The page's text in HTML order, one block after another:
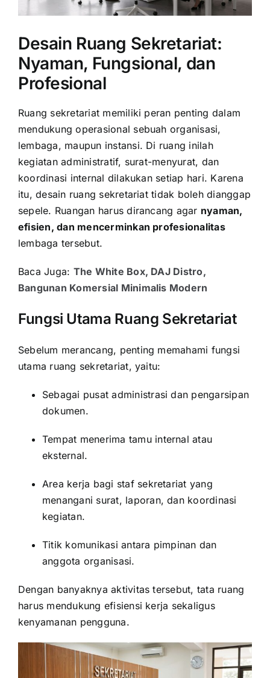
Desain Ruang Sekretariat:
Nyaman, Fungsional, dan
Profesional
Ruang sekretariat memiliki peran penting dalam
mendukung operasional sebuah organisasi,
lembaga, maupun instansi. Di ruang inilah
kegiatan administratif, surat-menyurat, dan
koordinasi internal dilakukan setiap hari. Karena
itu, desain ruang sekretariat tidak boleh dianggap
sepele. Ruangan harus dirancang agar nyaman,
efisien, dan mencerminkan profesionalitas
lembaga tersebut.
Baca Juga: The White Box, DAJ Distro,
Bangunan Komersial Minimalis Modern
Fungsi Utama Ruang Sekretariat
Sebelum merancang, penting memahami fungsi
utama ruang sekretariat, yaitu:
Sebagai pusat administrasi dan pengarsipan
dokumen.
Tempat menerima tamu internal atau
eksternal.
Area kerja bagi staf sekretariat yang
menangani surat, laporan, dan koordinasi
kegiatan.
Titik komunikasi antara pimpinan dan
anggota organisasi.
Dengan banyaknya aktivitas tersebut, tata ruang
harus mendukung efisiensi kerja sekaligus
kenyamanan pengguna.